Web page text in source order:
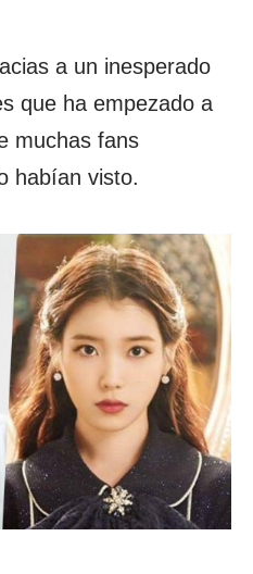
a un inesperado
que ha empezado a
muchas fans
habían visto.